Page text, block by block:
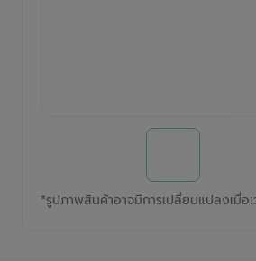
*รูปภาพสินค้าอาจมีการเปลี่ยนแปลงเมื่อเ